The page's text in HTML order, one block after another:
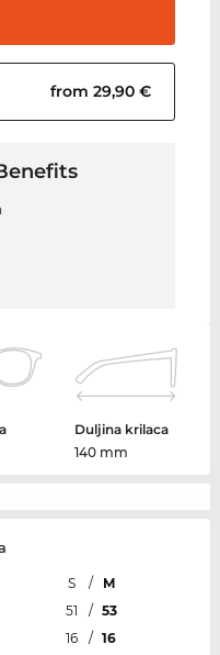
from 29,90 €
Duljina krilaca
140 mm
S /
M
51 / 53
16 / 16